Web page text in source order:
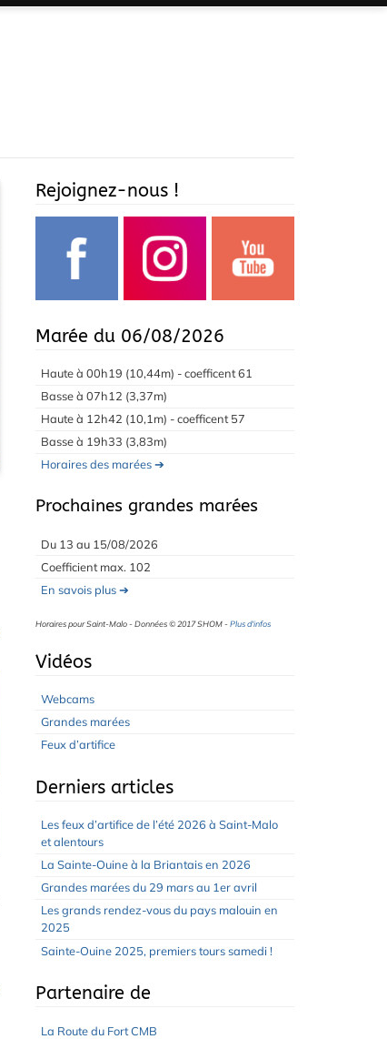
Rejoignez-nous !
Marée du 06/08/2026
Haute à 00h19 (10,44m) - coefficent 61
Basse à 07h12 (3,37m)
Haute à 12h42 (10,1m) - coefficent 57
Basse à 19h33 (3,83m)
Horaires des marées ➔
Prochaines grandes marées
Du 13 au 15/08/2026
Coefficient max. 102
En savois plus ➔
Horaires pour Saint-Malo - Données © 2017 SHOM -Plus d'infos
Vidéos
Webcams
Grandes marées
Feux d’artifice
Derniers articles
Les feux d’artifice de l’été 2026 à Saint-Malo
et alentours
La Sainte-Ouine à la Briantais en 2026
Grandes marées du 29 mars au 1er avril
Les grands rendez-vous du pays malouin en
2025
Sainte-Ouine 2025, premiers tours samedi !
Partenaire de
La Route du Fort CMB